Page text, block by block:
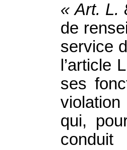
« Art. L.
de
service
l’article
ses
qui,
conduit